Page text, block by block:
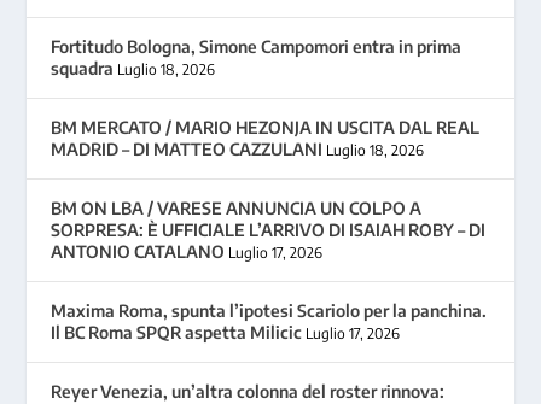
Fortitudo Bologna, Simone Campomori entra in prima
squadra Luglio 18, 2026
BM MERCATO / MARIO HEZONJA IN USCITA DAL REAL
MADRID – DI MATTEO CAZZULANI Luglio 18, 2026
BM ON LBA / VARESE ANNUNCIA UN COLPO A
SORPRESA: È UFFICIALE L’ARRIVO DI ISAIAH ROBY – DI
ANTONIO CATALANO Luglio 17, 2026
Maxima Roma, spunta l’ipotesi Scariolo per la panchina.
Il BC Roma SPQR aspetta Milicic Luglio 17, 2026
Reyer Venezia, un’altra colonna del roster rinnova: